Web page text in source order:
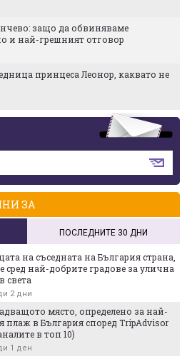
защо да обвиняваме
и най-грешният отговор
принцеса Леонор, каквато не
ЗА
ПОСЛЕДНИТЕ 30 ДНИ
на съседната на България страна,
сред най-добрите градове за улична
света
2 дни
място, определено за най-
плаж в България според TripAdvisor
в топ 10)
1 ден